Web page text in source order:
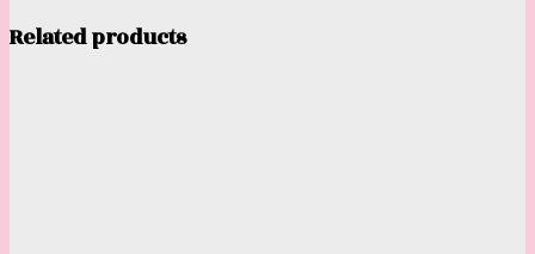
Related products